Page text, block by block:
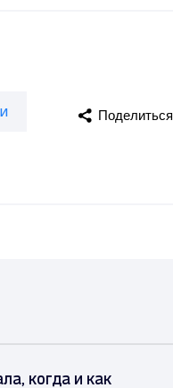
Поделиться
когда и как